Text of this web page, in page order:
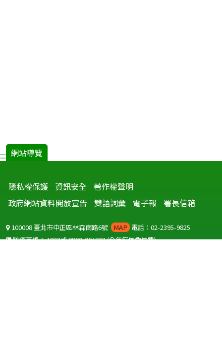
::: 網站導覽
隱私權保護 資訊安全 著作權聲明
政府網站資料開放宣告
雙語詞彙 電子報 署長信箱
100008 臺北市中正區林森南路6號 MAP 電話：02-2395-9825
防疫專線：1922或0800-001922(全年無休免付費)